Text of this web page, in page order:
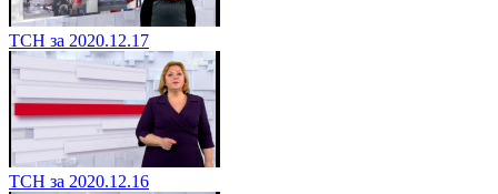
ТСН за 2020.12.17
ТСН за 2020.12.16